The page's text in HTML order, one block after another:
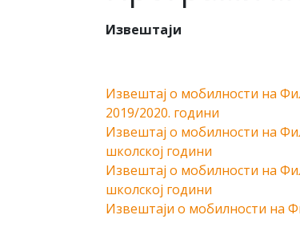
Извештаји
Извештај о мобилности на
2019/2020. години
Извештај о мобилности на
школској години
Извештај о мобилности на
школској години
Извештаји о мобилности на